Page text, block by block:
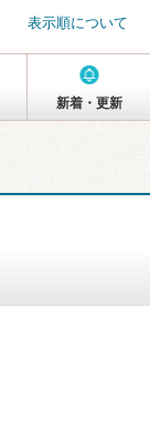
表示順について
新着・更新